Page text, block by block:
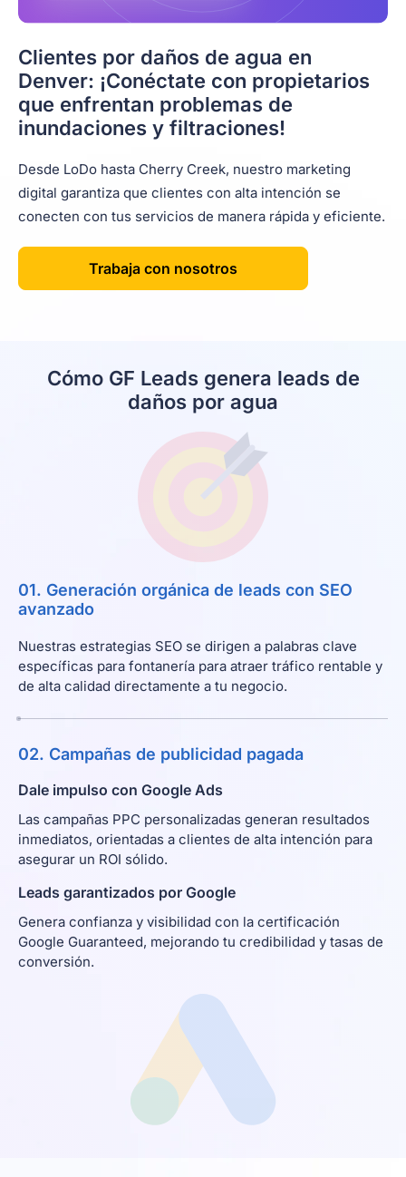
Clientes por daños de agua en
Denver: ¡Conéctate con propietarios
que enfrentan problemas de
inundaciones y filtraciones!
Desde LoDo hasta Cherry Creek, nuestro marketing
digital garantiza que clientes con alta intención se
conecten con tus servicios de manera rápida y eficiente.
Trabaja con nosotros
Cómo GF Leads genera leads de
daños por agua
01. Generación orgánica de leads con SEO
avanzado
Nuestras estrategias SEO se dirigen a palabras clave
específicas para fontanería para atraer tráfico rentable y
de alta calidad directamente a tu negocio.
02. Campañas de publicidad pagada
Dale impulso con Google Ads
Las campañas PPC personalizadas generan resultados
inmediatos, orientadas a clientes de alta intención para
asegurar un ROI sólido.
Leads garantizados por Google
Genera confianza y visibilidad con la certificación
Google Guaranteed, mejorando tu credibilidad y tasas de
conversión.